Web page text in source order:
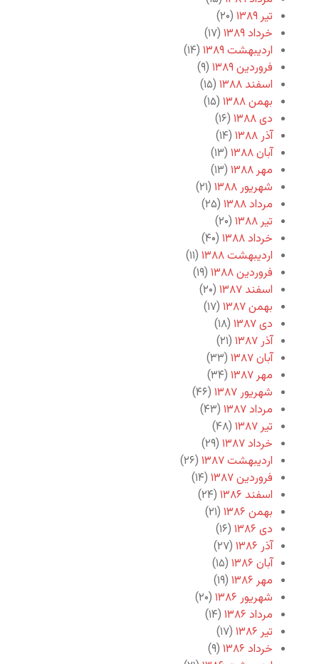
تیر ۱۳۸۹
(۲۰)
خرداد ۱۳۸۹
(۱۷)
اردیبهشت ۱۳۸۹
(۱۴)
فروردین ۱۳۸۹
(۹)
اسفند ۱۳۸۸
(۱۵)
بهمن ۱۳۸۸
(۱۵)
دی ۱۳۸۸
(۱۶)
آذر ۱۳۸۸
(۱۴)
آبان ۱۳۸۸
(۱۳)
مهر ۱۳۸۸
(۱۳)
شهریور ۱۳۸۸
(۲۱)
مرداد ۱۳۸۸
(۲۵)
تیر ۱۳۸۸
(۲۰)
خرداد ۱۳۸۸
(۴۰)
اردیبهشت ۱۳۸۸
(۱۱)
فروردین ۱۳۸۸
(۱۹)
اسفند ۱۳۸۷
(۲۰)
بهمن ۱۳۸۷
(۱۷)
دی ۱۳۸۷
(۱۸)
آذر ۱۳۸۷
(۲۱)
آبان ۱۳۸۷
(۳۳)
مهر ۱۳۸۷
(۳۴)
شهریور ۱۳۸۷
(۴۶)
مرداد ۱۳۸۷
(۴۳)
تیر ۱۳۸۷
(۴۸)
خرداد ۱۳۸۷
(۲۹)
اردیبهشت ۱۳۸۷
(۲۶)
فروردین ۱۳۸۷
(۱۴)
اسفند ۱۳۸۶
(۲۴)
بهمن ۱۳۸۶
(۲۱)
دی ۱۳۸۶
(۱۶)
آذر ۱۳۸۶
(۲۷)
آبان ۱۳۸۶
(۱۵)
مهر ۱۳۸۶
(۱۹)
شهریور ۱۳۸۶
(۲۰)
مرداد ۱۳۸۶
(۱۴)
تیر ۱۳۸۶
(۱۷)
خرداد ۱۳۸۶
(۹)